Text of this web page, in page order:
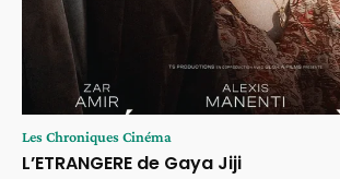
Les Chroniques Cinéma
L’ETRANGERE de Gaya Jiji